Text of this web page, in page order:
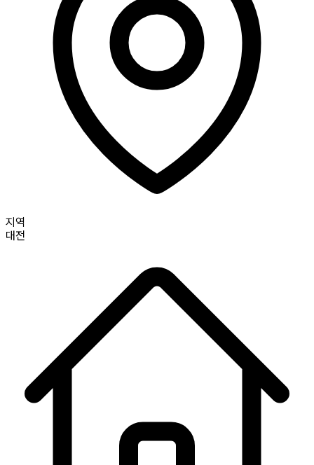
지역
대전